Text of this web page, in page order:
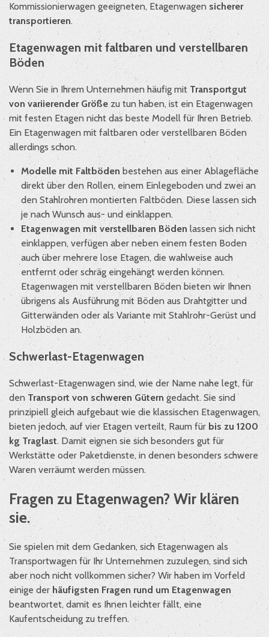
Kommissionierwagen geeigneten, Etagenwagen sicherer
transportieren.
Etagenwagen mit faltbaren und verstellbaren
Böden
Wenn Sie in Ihrem Unternehmen häufig mit Transportgut
von variierender Größezu tun haben, ist ein Etagenwagen
mit festen Etagen nicht das beste Modell für Ihren Betrieb.
Ein Etagenwagen mit faltbaren oder verstellbaren Böden
allerdings schon.
Modelle mit Faltböden bestehen aus einer Ablagefläche
direkt über den Rollen, einem Einlegeboden und zwei an
den Stahlrohren montierten Faltböden. Diese lassen sich
je nach Wunsch aus- und einklappen.
Etagenwagen mit verstellbaren Böden lassen sich nicht
einklappen, verfügen aber neben einem festen Boden
auch über mehrere lose Etagen, die wahlweise auch
entfernt oder schräg eingehängt werden können.
Etagenwagen mit verstellbaren Böden bieten wir Ihnen
übrigens als Ausführung mit Böden aus Drahtgitter und
Gitterwänden oder als Variante mit Stahlrohr-Gerüst und
Holzböden an.
Schwerlast-Etagenwagen
Schwerlast-Etagenwagen sind, wie der Name nahe legt, für
denTransport von schweren Gütern gedacht. Sie sind
prinzipiell gleich aufgebaut wie die klassischen Etagenwagen,
bieten jedoch, auf vier Etagen verteilt, Raum für bis zu 1200
kg Traglast. Damit eignen sie sich besonders gut für
Werkstätte oder Paketdienste, in denen besonders schwere
Waren verräumt werden müssen.
Fragen zu Etagenwagen? Wir klären
sie.
Sie spielen mit dem Gedanken, sich Etagenwagen als
Transportwagen für Ihr Unternehmen zuzulegen, sind sich
aber noch nicht vollkommen sicher? Wir haben im Vorfeld
einige der häufigsten Fragen rund um Etagenwagen
beantwortet, damit es Ihnen leichter fällt, eine
Kaufentscheidung zu treffen.